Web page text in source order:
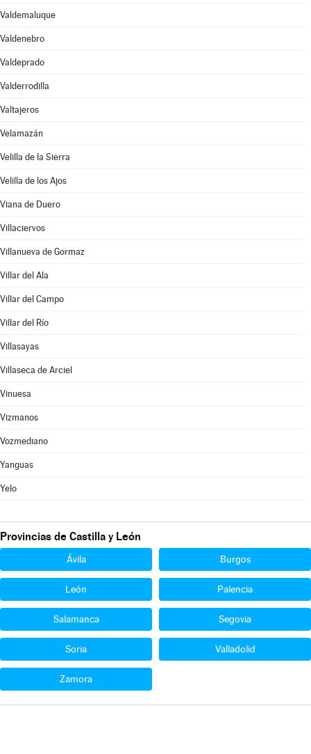
Valdemaluque
Valdenebro
Valdeprado
Valderrodilla
Valtajeros
Velamazán
Velilla de la Sierra
Velilla de los Ajos
Viana de Duero
Villaciervos
Villanueva de Gormaz
Villar del Ala
Villar del Campo
Villar del Río
Villasayas
Villaseca de Arciel
Vinuesa
Vizmanos
Vozmediano
Yanguas
Yelo
Provincias de Castilla y León
Ávila Burgos
León Palencia
Salamanca Segovia
Soria Valladolid
Zamora